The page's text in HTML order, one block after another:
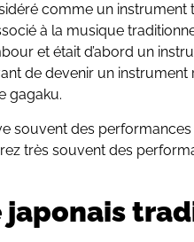
comme un
à la musique
et était d’abord un
de devenir un instrument
gagaku.
souvent des performances
très souvent des
japonais